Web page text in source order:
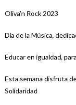
Oliva’n Rock 2023
Día de la Música,
Educar en igualdad,
Esta semana disfruta
Solidaridad